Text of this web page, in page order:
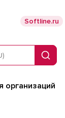
Softline.ru
Поиск
организаций